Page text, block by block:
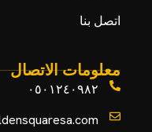
اتصل بنا
معلومات الاتصال
٠٥٠١٢٤٠٩٨٢